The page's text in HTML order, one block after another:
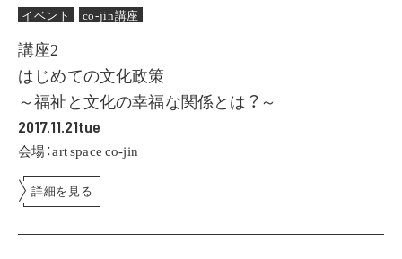
イベント co-jin講座
講座2
はじめての文化政策
～福祉と文化の幸福な関係とは？～
2017.11.21tue
会場：art space co-jin
詳細を見る